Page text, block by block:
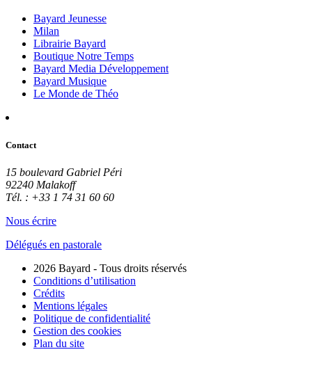
Bayard Jeunesse
Milan
Librairie Bayard
Boutique Notre Temps
Bayard Media Développement
Bayard Musique
Le Monde de Théo
Contact
15 boulevard Gabriel Péri
92240 Malakoff
Tél. : +33 1 74 31 60 60
Nous écrire
Délégués en pastorale
2026 Bayard - Tous droits réservés
Conditions d’utilisation
Crédits
Mentions légales
Politique de confidentialité
Gestion des cookies
Plan du site